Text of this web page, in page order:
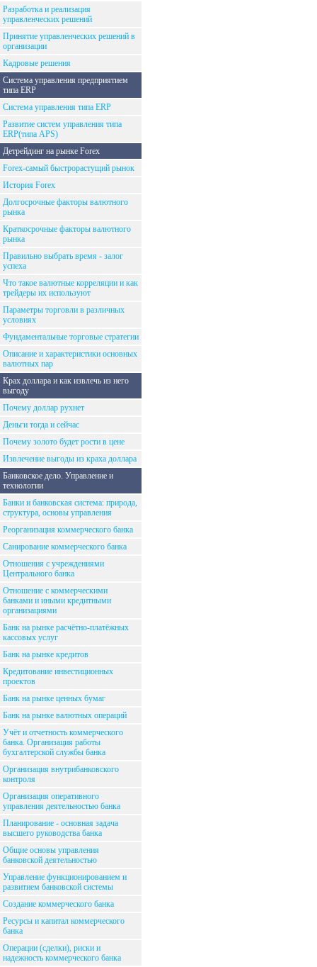
Разработка и реализация
управленческих решений
Принятие управленческих решений в
организации
Кадровые решения
Система управления предприятием
типа ERP
Система управления типа ERP
Развитие систем управления типа
ERP(типа APS)
Детрейдинг на рынке Forex
Forex-самый быстрорастущий рынок
История Forex
Долгосрочные факторы валютного
рынка
Краткосрочные факторы валютного
рынка
Правильно выбрать время - залог
успеха
Что такое валютные корреляции и как
трейдеры их используют
Параметры торговли в различных
условиях
Фундаментальные торговые стратегии
Описание и характеристики основных
валютных пар
Крах доллара и как извлечь из него
выгоду
Почему доллар рухнет
Деньги тогда и сейчас
Почему золото будет рости в цене
Извлечение выгоды из краха доллара
Банковское дело. Управление и
технологии
Банки и банковская система: природа,
структура, основы управления
Реорганизация коммерческого банка
Санирование коммерческого банка
Отношения с учреждениями
Центрального банка
Отношение с коммерческими
банками и иными кредитными
организациями
Банк на рынке расчётно-платёжных
кассовых услуг
Банк на рынке кредитов
Кредитование инвестиционных
проектов
Банк на рынке ценных бумаг
Банк на рынке валютных операций
Учёт и отчетность коммерческого
банка. Организация работы
бухгалтерской службы банка
Организация внутрибанковского
контроля
Организация оперативного
управления деятельностью банка
Планирование - основная задача
высшего руководства банка
Общие основы управления
банковской деятельностью
Управление функционированием и
развитием банковской системы
Создание коммерческого банка
Ресурсы и капитал коммерческого
банка
Операции (сделки), риски и
надежность коммерческого банка